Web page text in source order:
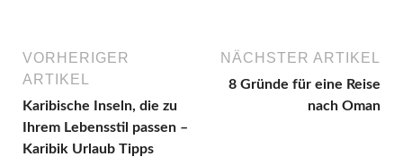
VORHERIGER
ARTIKEL
Karibische Inseln, die zu
Ihrem Lebensstil passen –
Karibik Urlaub Tipps
NÄCHSTER ARTIKEL
8 Gründe für eine Reise
nach Oman